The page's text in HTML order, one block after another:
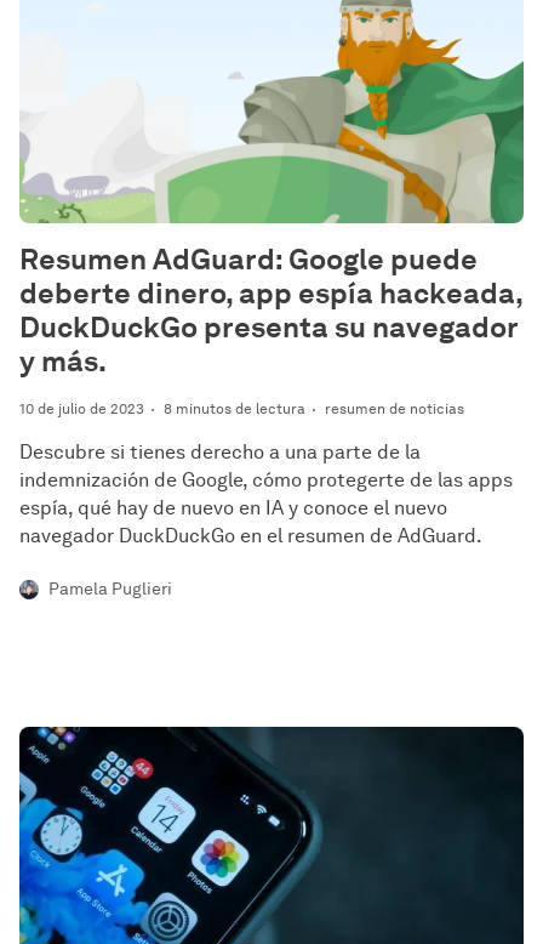
10 de julio de 2023 8 minutos de lectura resumen de noticias
Resumen AdGuard: Google puede
deberte dinero, app espía hackeada,
DuckDuckGo presenta su navegador
y más.
Descubre si tienes derecho a una parte de la
indemnización de Google, cómo protegerte de las apps
espía, qué hay de nuevo en IA y conoce el nuevo
navegador DuckDuckGo en el resumen de AdGuard.
Pamela Puglieri